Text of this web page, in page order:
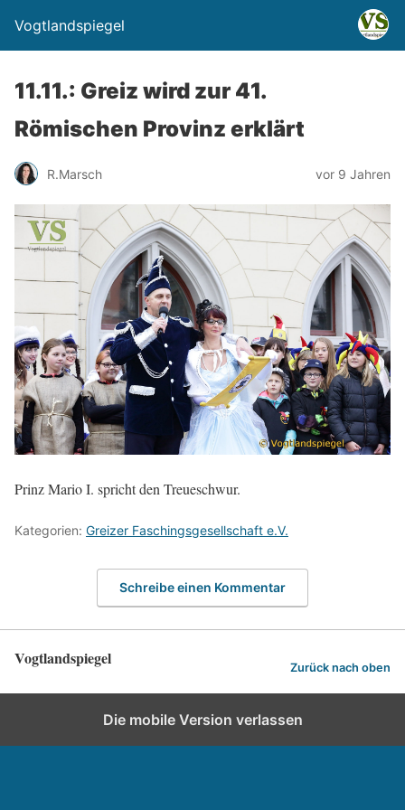
Vogtlandspiegel
11.11.: Greiz wird zur 41.
Römischen Provinz erklärt
R.Marsch vor 9 Jahren
Prinz Mario I. spricht den Treueschwur.
Kategorien: Greizer Faschingsgesellschaft e.V.
Schreibe einen Kommentar
Vogtlandspiegel Zurück nach oben
Die mobile Version verlassen